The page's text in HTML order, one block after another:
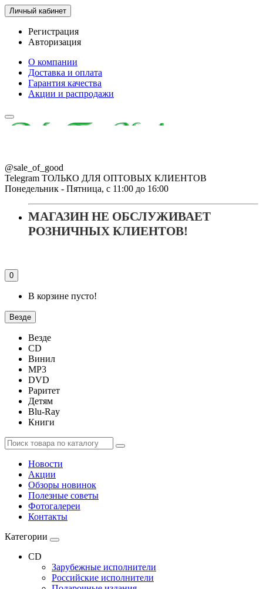
Личный кабинет
Регистрация
Авторизация
О компании
Доставка и оплата
Гарантия качества
Акции и распродажи
@sale_of_good
Telegram ТОЛЬКО ДЛЯ ОПТОВЫХ КЛИЕНТОВ
Понедельник - Пятница, с 11:00 до 16:00
МАГАЗИН НЕ ОБСЛУЖИВАЕТ
РОЗНИЧНЫХ КЛИЕНТОВ!
0
В корзине пусто!
Везде
Везде
CD
Винил
MP3
DVD
Раритет
Детям
Blu-Ray
Книги
Новости
Акции
Обзоры новинок
Полезные советы
Фотогалереи
Контакты
Категории
CD
Зарубежные исполнители
Российские исполнители